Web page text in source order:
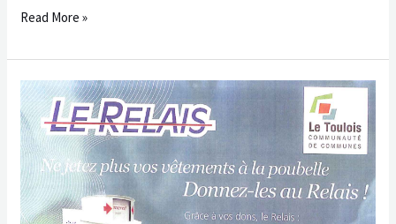
Read More »
Une
borne
pour
récupération
des